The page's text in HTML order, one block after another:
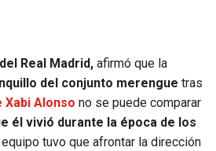
Real Madrid, afirmó que la
del conjunto merengue tras
Xabi Alonso no se puede comparar
él vivió durante la época de los
tuvo que afrontar la dirección